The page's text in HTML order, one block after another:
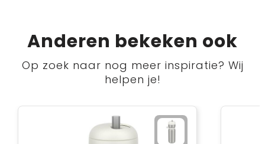
Anderen bekeken ook
Op zoek naar nog meer inspiratie? Wij
helpen je!